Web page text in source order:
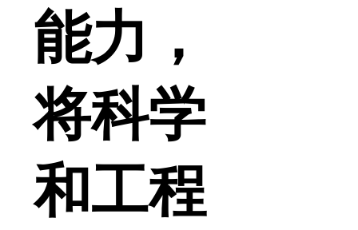
能力，
将科学
和工程